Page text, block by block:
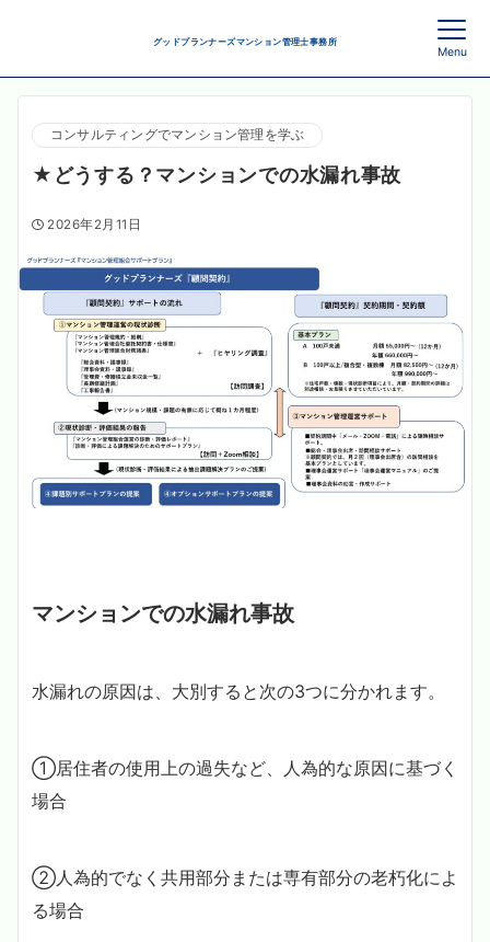
グッドプランナーズマンション管理士事務所
Menu
コンサルティングでマンション管理を学ぶ
★どうする？マンションでの水漏れ事故
2026年2月11日
マンションでの水漏れ事故
水漏れの原因は、大別すると次の3つに分かれます。
①居住者の使用上の過失など、人為的な原因に基づく
場合
②人為的でなく共用部分または専有部分の老朽化によ
る場合